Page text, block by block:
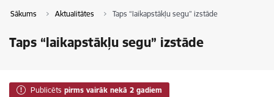
Sākums Aktualitātes Taps “laikapstākļu segu” izstāde
Taps “laikapstākļu segu” izstāde
Publicēts pirms vairāk nekā 2 gadiem